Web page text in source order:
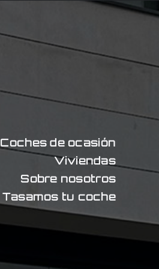
Coches de ocasión
Viviendas
Sobre nosotros
Tasamos tu coche